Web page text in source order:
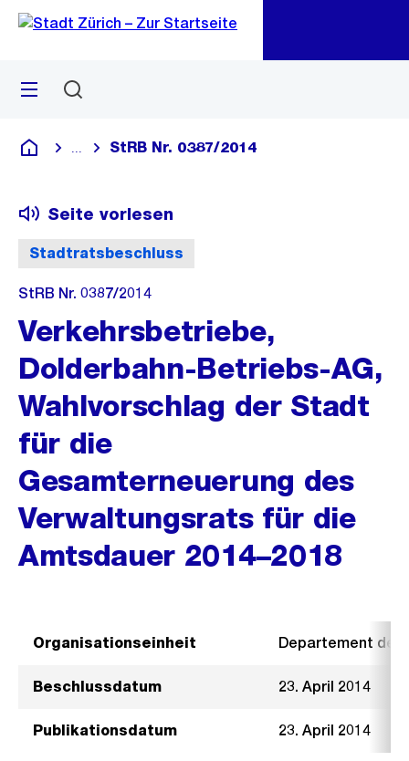
Navigation
Sprunglink
Menü
Deutsch
Blende alle Breadcrumbs ein
StRB Nr. 0387/2014
Stadtratsbeschluss
Seite vorlesen
StRB Nr. 0387/2014
Verkehrsbetriebe,
Dolderbahn-Betriebs-AG,
Wahlvorschlag der Stadt
für die
Gesamterneuerung des
Verwaltungsrats für die
Amtsdauer 2014–2018
Organisationseinheit Departement der
Beschlussdatum 23. April 2014
Publikationsdatum 23. April 2014